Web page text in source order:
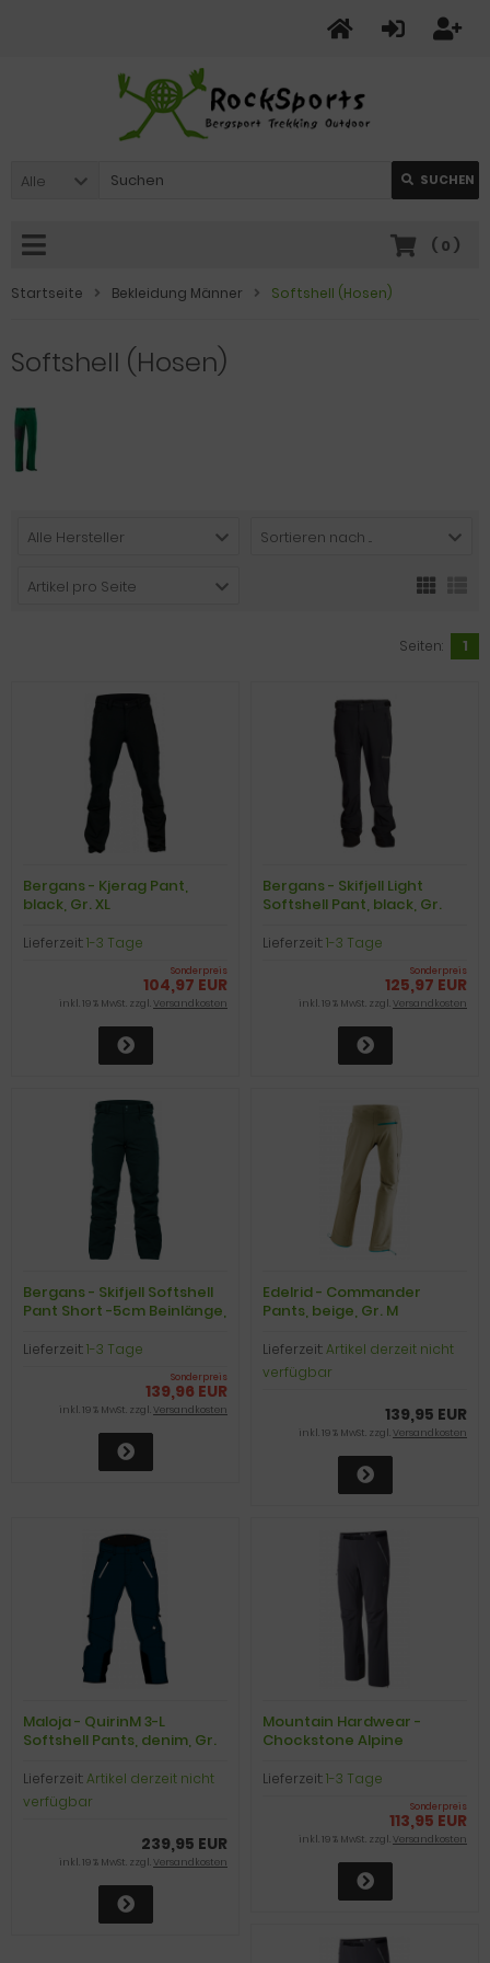
Alle SUCHEN
( 0 )
Startseite Bekleidung Männer Softshell (Hosen)
Softshell (Hosen)
Alle Hersteller Sortieren nach ...
Artikel pro Seite
Seiten: 1
Bergans - Kjerag Pant,
black, Gr. XL
Lieferzeit:1-3 Tage
Sonderpreis
104,97 EUR
inkl. 19 % MwSt. zzgl.Versandkosten
Bergans - Skifjell Light
Softshell Pant, black, Gr.
Lieferzeit:1-3 Tage
Sonderpreis
125,97 EUR
inkl. 19 % MwSt. zzgl.Versandkosten
Bergans - Skifjell Softshell
Pant Short -5cm Beinlänge,
Lieferzeit:1-3 Tage
Sonderpreis
139,96 EUR
inkl. 19 % MwSt. zzgl.Versandkosten
Edelrid - Commander
Pants, beige, Gr. M
Lieferzeit:Artikel derzeit nicht
verfügbar
139,95 EUR
inkl. 19 % MwSt. zzgl.Versandkosten
Maloja - QuirinM 3-L
Softshell Pants, denim, Gr.
Lieferzeit:Artikel derzeit nicht
verfügbar
239,95 EUR
inkl. 19 % MwSt. zzgl.Versandkosten
Mountain Hardwear -
Chockstone Alpine
shark, Gr. L
Lieferzeit:1-3 Tage
Sonderpreis
113,95 EUR
inkl. 19 % MwSt. zzgl.Versandkosten